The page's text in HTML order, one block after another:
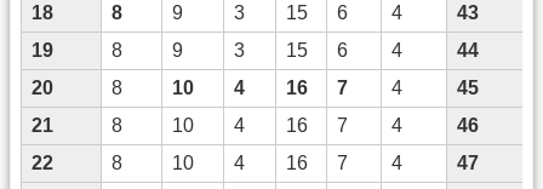
18
8 9 3 15 6 4 43
19
8 9 3 15 6 4 44
20
8 10 4 16 7 4 45
21
8 10 4 16 7 4 46
22
8 10 4 16 7 4 47